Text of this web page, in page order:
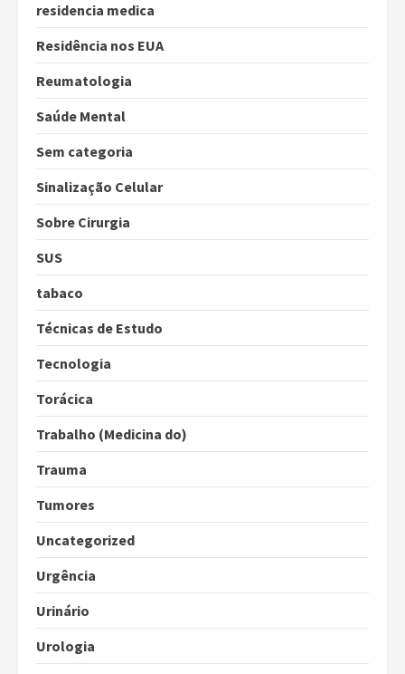
residencia medica
Residência nos EUA
Reumatologia
Saúde Mental
Sem categoria
Sinalização Celular
Sobre Cirurgia
SUS
tabaco
Técnicas de Estudo
Tecnologia
Torácica
Trabalho (Medicina do)
Trauma
Tumores
Uncategorized
Urgência
Urinário
Urologia